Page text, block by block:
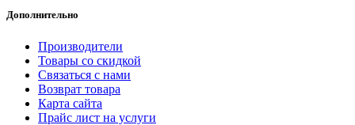
Дополнительно
Производители
Товары со скидкой
Связаться с нами
Возврат товара
Карта сайта
Прайс лист на услуги